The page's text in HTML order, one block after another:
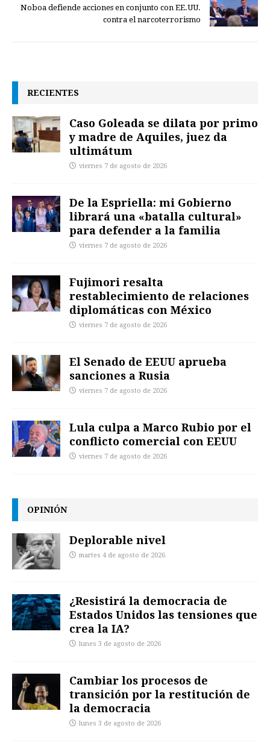
Noboa defiende acciones en conjunto con EE.UU.
contra el narcoterrorismo
RECIENTES
Caso Goleada se dilata por primo
y madre de Aquiles, juez da
ultimátum
viernes 7 de agosto de 2026
De la Espriella: mi Gobierno
librará una «batalla cultural»
para defender a la familia
viernes 7 de agosto de 2026
Fujimori resalta
restablecimiento de relaciones
diplomáticas con México
viernes 7 de agosto de 2026
El Senado de EEUU aprueba
sanciones a Rusia
viernes 7 de agosto de 2026
Lula culpa a Marco Rubio por el
conflicto comercial con EEUU
viernes 7 de agosto de 2026
OPINIÓN
Deplorable nivel
martes 4 de agosto de 2026
¿Resistirá la democracia de
Estados Unidos las tensiones que
crea la IA?
lunes 3 de agosto de 2026
Cambiar los procesos de
transición por la restitución de
la democracia
lunes 3 de agosto de 2026